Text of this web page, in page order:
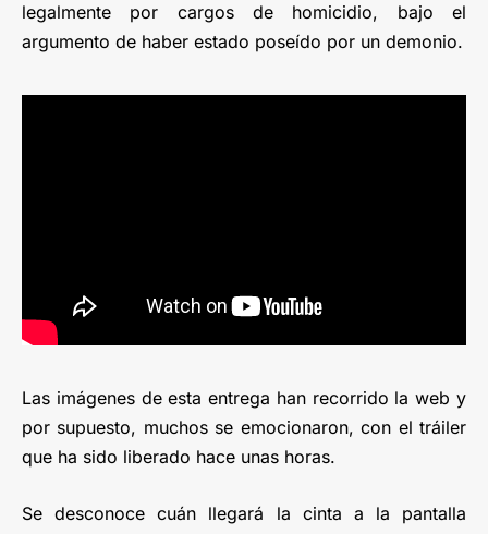
legalmente por cargos de homicidio, bajo el
argumento de haber estado poseído por un demonio.
Las imágenes de esta entrega han recorrido la web y
por supuesto, muchos se emocionaron, con el tráiler
que ha sido liberado hace unas horas.
Se desconoce cuán llegará la cinta a la pantalla